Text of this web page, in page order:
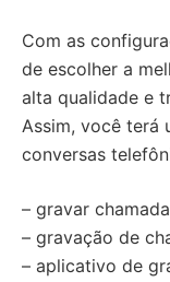
Com as
de escolher a
alta qualidade e
Assim, você terá
conversas
– gravar
– gravação de
– aplicativo de